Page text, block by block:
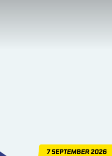
7 SEPTEMBER 2026